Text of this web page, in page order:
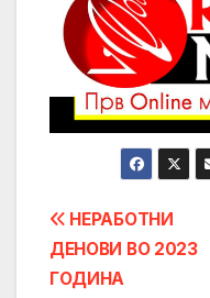
Post
navigation
НЕРАБОТНИ
ДЕНОВИ ВО 2023
ГОДИНА